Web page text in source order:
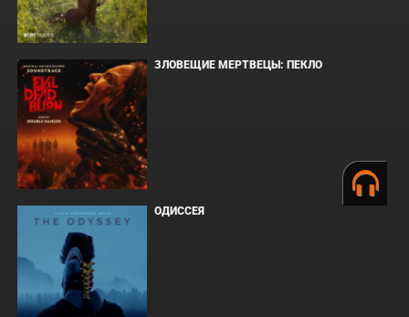
ЗЛОВЕЩИЕ МЕРТВЕЦЫ: ПЕКЛО
ОДИССЕЯ